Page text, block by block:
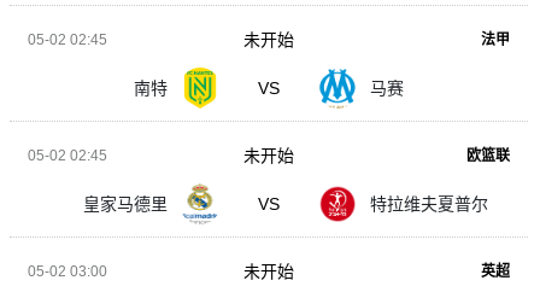
05-02 02:45 法甲
南特 VS 马赛
未开始
05-02 02:45 欧篮联
皇家马德里 VS 特拉维夫夏普尔
未开始
05-02 03:00 英超
未开始